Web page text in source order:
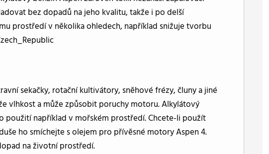
bez dopadů na jeho kvalitu, takže i po delší
prostředí v několika ohledech, například snižuje tvorbu
sekačky, rotační kultivátory, sněhové frézy, čluny a jiné
vlhkost a může způsobit poruchy motoru. Alkylátový
použití například v mořském prostředí. Chcete-li použít
ho smíchejte s olejem pro přívěsné motory Aspen 4.
na životní prostředí.